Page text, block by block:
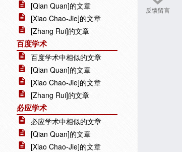
反馈留言
[Qian Quan]的文章
[Xiao Chao-Jie]的文章
[Zhang Rui]的文章
百度学术
百度学术中相似的文章
[Qian Quan]的文章
[Xiao Chao-Jie]的文章
[Zhang Rui]的文章
必应学术
必应学术中相似的文章
[Qian Quan]的文章
[Xiao Chao-Jie]的文章